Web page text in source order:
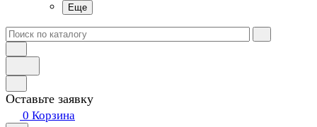
Еще
Оставьте заявку
0 Корзина